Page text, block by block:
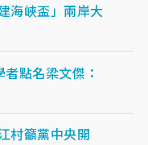
海峽盃」兩岸大
點名梁文傑：
村籲黨中央開